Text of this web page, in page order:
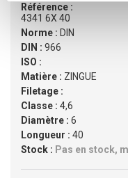
Référence :
4341 6X 40
Norme : DIN
DIN : 966
ISO :
Matière : ZINGUE
Filetage :
Classe : 4,6
Diamètre : 6
Longueur : 40
Stock : Pas en stock,